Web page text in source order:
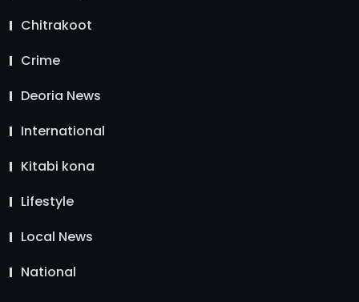
Chitrakoot
Crime
Deoria News
International
Kitabi kona
Lifestyle
Local News
National